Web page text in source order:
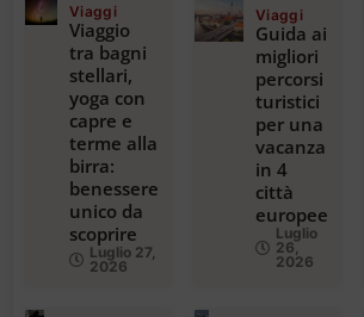
Viaggi
Viaggio
tra bagni
stellari,
yoga con
capre e
terme alla
birra:
benessere
unico da
scoprire
Luglio 27,
2026
Viaggi
Guida ai
migliori
percorsi
turistici
per una
vacanza
in 4
città
europee
Luglio
26,
2026